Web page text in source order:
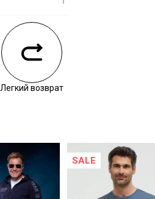
Легкий возврат
SALE